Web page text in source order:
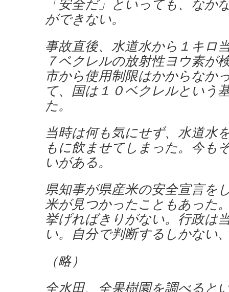
「安全だ」といっても、なか
ができない。
事故直後、水道水から１キロ
７ベクレルの放射性ヨウ素が
市から使用制限はかからなか
て、国は１０ベクレルという
た。
当時は何も気にせず、水道水
もに飲ませてしまった。今も
いがある。
県知事が県産米の安全宣言を
米が見つかったこともあった
挙げればきりがない。行政は
い。自分で判断するしかない
（略）
全水田、全果樹園を調べると